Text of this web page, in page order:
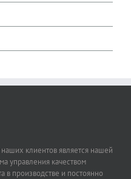
клиентов является нашей
управления качеством
в производстве и постоянно